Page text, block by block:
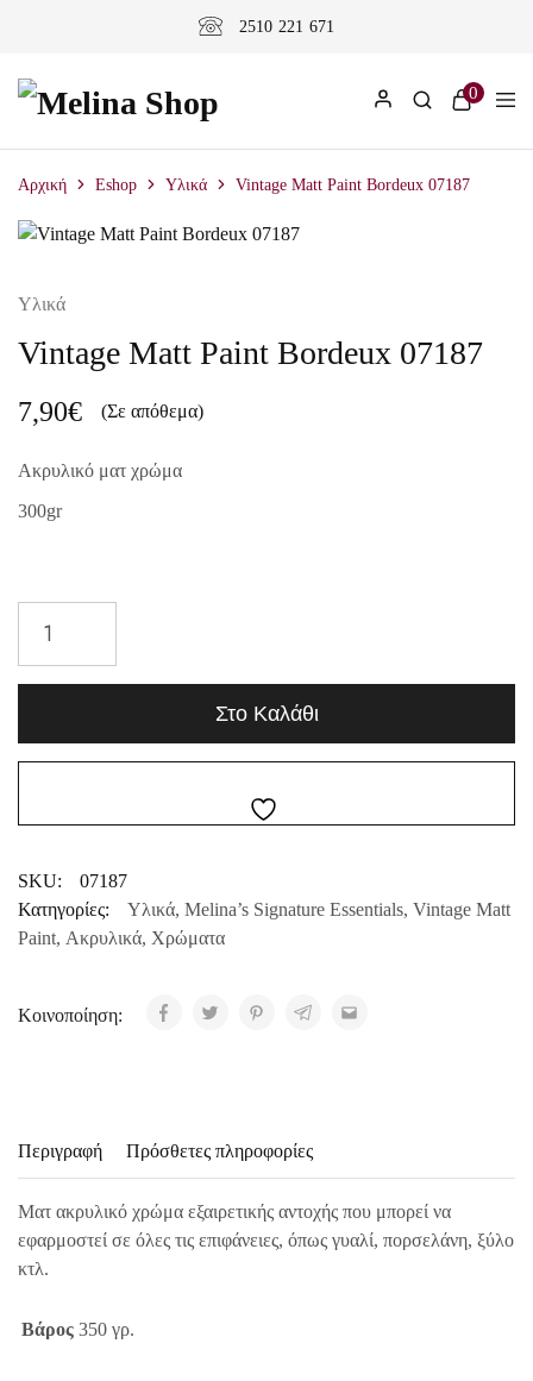
2510 221 671
0
Αρχική Eshop Υλικά Vintage Matt Paint Bordeux 07187
Υλικά
Vintage Matt Paint Bordeux 07187
7,90€ (Σε απόθεμα)
Ακρυλικό ματ χρώμα
300gr
Στο Καλάθι
SKU:
07187
Κατηγορίες:
Υλικά, Melina’s Signature Essentials, Vintage Matt
Paint, Ακρυλικά, Χρώματα
Κοινοποίηση:
Περιγραφή Πρόσθετες πληροφορίες
Ματ ακρυλικό χρώμα εξαιρετικής αντοχής που μπορεί να
εφαρμοστεί σε όλες τις επιφάνειες, όπως γυαλί, πορσελάνη, ξύλο
κτλ.
Βάρος 350 γρ.